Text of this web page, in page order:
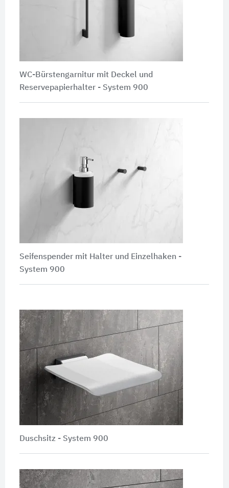
WC-Bürstengarnitur mit Deckel und
Reservepapierhalter - System 900
Seifenspender mit Halter und Einzelhaken -
System 900
Duschsitz - System 900